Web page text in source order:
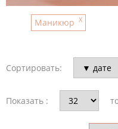
АБРАЗИВНОСТЬ
НАЗНАЧЕНИЕ
ФРЕЗЫ
Маникюр X
Сортировать:
Показать :